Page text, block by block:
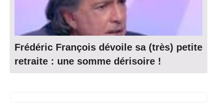
Frédéric François dévoile sa (très) petite
retraite : une somme dérisoire !